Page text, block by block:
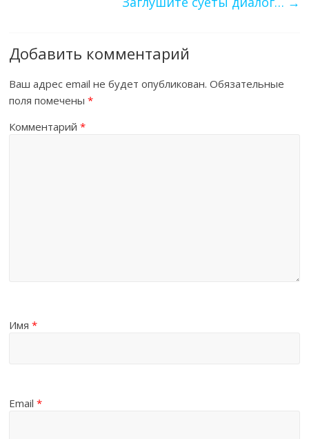
Добавить комментарий
Ваш адрес email не будет опубликован. Обязательные
поля помечены*
Комментарий*
Имя*
Email*